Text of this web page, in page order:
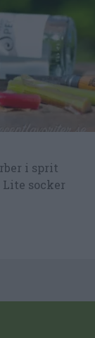
i sprit
Lite socker